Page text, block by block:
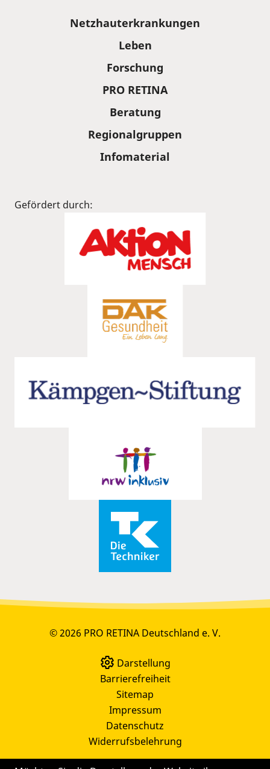
Netzhauterkrankungen
Leben
Forschung
PRO RETINA
Beratung
Regionalgruppen
Infomaterial
Gefördert durch:
© 2026 PRO RETINA Deutschland e. V.
Darstellung
Barrierefreiheit
Sitemap
Impressum
Datenschutz
Widerrufsbelehrung